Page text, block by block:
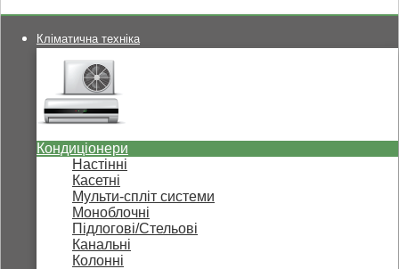
Кліматична техніка
Кондиціонери
Настінні
Касетні
Мульти-спліт системи
Моноблочні
Підлогові/Стельові
Канальні
Колонні